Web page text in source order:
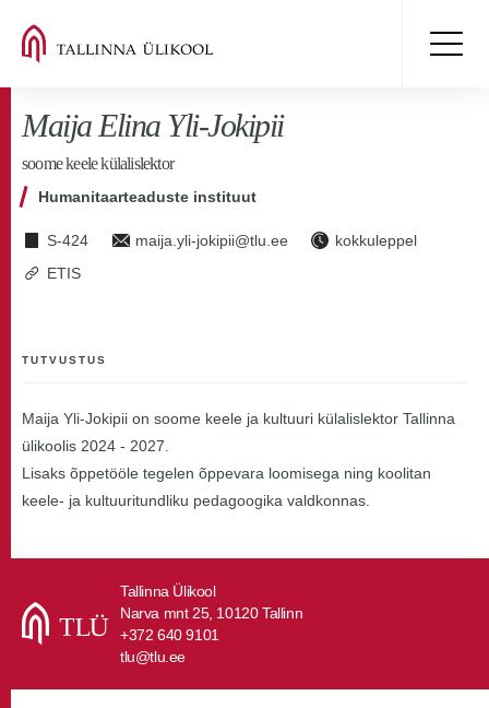
Maija Elina Yli-Jokipii
soome keele külalislektor
Humanitaarteaduste instituut
S-424 maija.yli-jokipii@tlu.ee
kokkuleppel
ETIS
TUTVUSTUS
Maija Yli-Jokipii on soome keele ja kultuuri külalislektor Tallinna
ülikoolis 2024 - 2027.
Lisaks õppetööle tegelen õppevara loomisega ning koolitan
keele- ja kultuuritundliku pedagoogika valdkonnas.
Tallinna Ülikool
Narva mnt 25, 10120 Tallinn
+372 640 9101
tlu@tlu.ee